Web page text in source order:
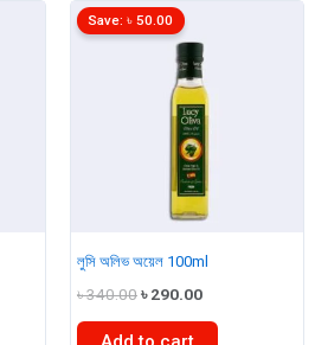
লুসি অলিভ অয়েল 100ml
৳340.00Original
was:
৳290.00Current
is:
Save:৳50.00